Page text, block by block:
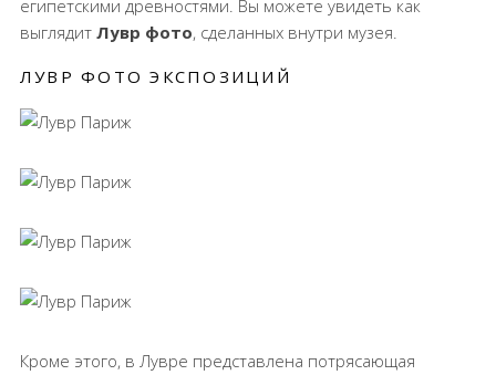
египетскими древностями. Вы можете увидеть как
выглядит Лувр фото, сделанных внутри музея.
ЛУВР ФОТО ЭКСПОЗИЦИЙ
Кроме этого, в Лувре представлена потрясающая